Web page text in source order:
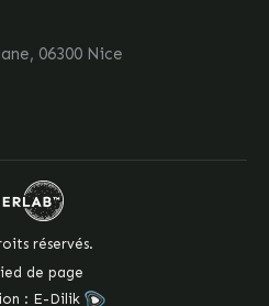
06300 Nice
réservés.
de page
: E-Dilik